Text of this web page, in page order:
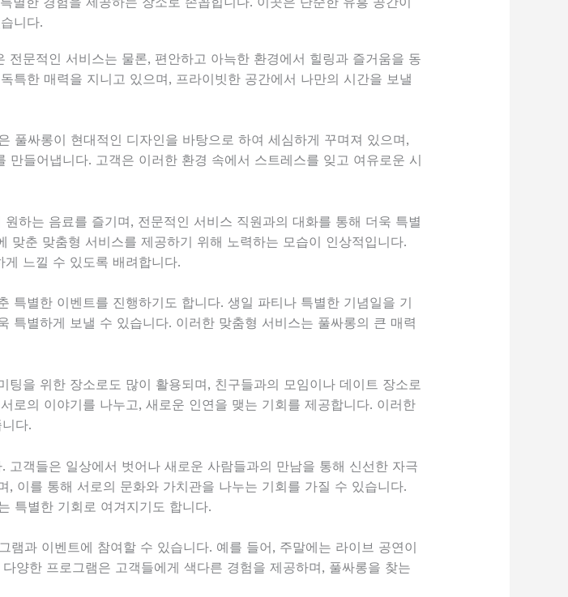
니다.
문적인 서비스는 물론, 편안하고 아늑한 환경에서 힐링과 즐거움을 동
특한 매력을 지니고 있으며, 프라이빗한 공간에서 나만의 시간을 보낼
풀싸롱이 현대적인 디자인을 바탕으로 하여 세심하게 꾸며져 있으며,
들어냅니다. 고객은 이러한 환경 속에서 스트레스를 잊고 여유로운 시
하는 음료를 즐기며, 전문적인 서비스 직원과의 대화를 통해 더욱 특별
춘 맞춤형 서비스를 제공하기 위해 노력하는 모습이 인상적입니다.
느낄 수 있도록 배려합니다.
별한 이벤트를 진행하기도 합니다. 생일 파티나 특별한 기념일을 기
특별하게 보낼 수 있습니다. 이러한 맞춤형 서비스는 풀싸롱의 큰 매력
을 위한 장소로도 많이 활용되며, 친구들과의 모임이나 데이트 장소로
로의 이야기를 나누고, 새로운 인연을 맺는 기회를 제공합니다. 이러한
다.
객들은 일상에서 벗어나 새로운 사람들과의 만남을 통해 신선한 자극
이를 통해 서로의 문화와 가치관을 나누는 기회를 가질 수 있습니다.
특별한 기회로 여겨지기도 합니다.
과 이벤트에 참여할 수 있습니다. 예를 들어, 주말에는 라이브 공연이
양한 프로그램은 고객들에게 색다른 경험을 제공하며, 풀싸롱을 찾는